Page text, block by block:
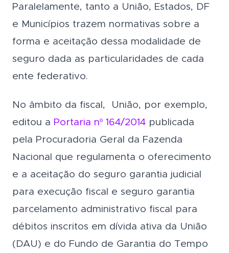
Paralelamente, tanto a União, Estados, DF
e Municípios trazem normativas sobre a
forma e aceitação dessa modalidade de
seguro dada as particularidades de cada
ente federativo.
No âmbito da fiscal, União, por exemplo,
editou a Portaria nº 164/2014 publicada
pela Procuradoria Geral da Fazenda
Nacional que regulamenta o oferecimento
e a aceitação do seguro garantia judicial
para execução fiscal e seguro garantia
parcelamento administrativo fiscal para
débitos inscritos em dívida ativa da União
(DAU) e do Fundo de Garantia do Tempo